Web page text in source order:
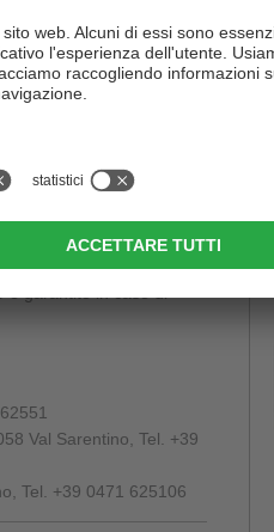
ditradizione secolare,
per sminuzzare e
non meno di 250
“
gettate di vapore,
brucia-incensi per
Val Sarentino, Tel. +39
Tel. +39 0471 625106